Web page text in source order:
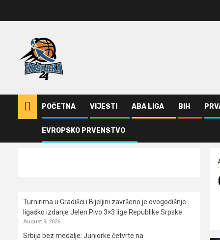
POČETNA VIJESTI ABA LIGA BIH
EVROPSKO PRVENSTVO
ABA Liga Osma pobjeda Širokog
Turnirima u Gradišci i Bijeljini završeno je ovogodišnje
ligaško izdanje Jelen Pivo 3×3 lige Republike Srpske
August 9, 2026
Srbija bez medalje: Juniorke četvrte na